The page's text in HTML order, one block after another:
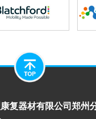
复器材有限公司郑州